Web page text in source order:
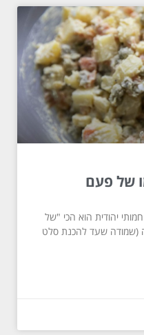
של פעם
יהודית הוא הכי "של
(שמודה שעד להכנת סלט